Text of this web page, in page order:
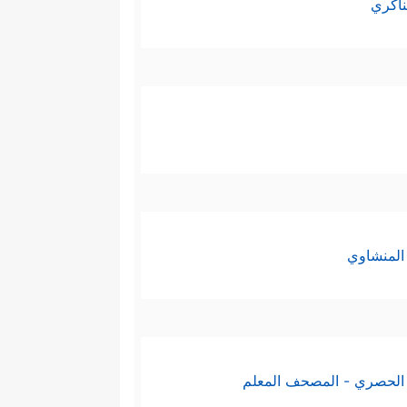
الحصري - المصحف المعلم